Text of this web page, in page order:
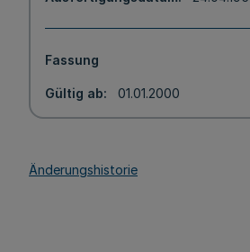
Fassung
Gültig ab 01.01.2000
Änderungshistorie